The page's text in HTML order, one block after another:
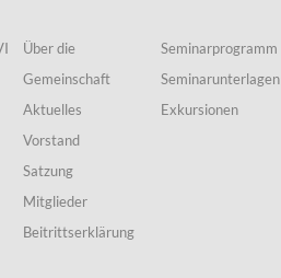
Über die
Gemeinschaft
Aktuelles
Vorstand
Satzung
Mitglieder
Beitrittserklärung
Seminarprogramm
Seminarunterlagen
Exkursionen